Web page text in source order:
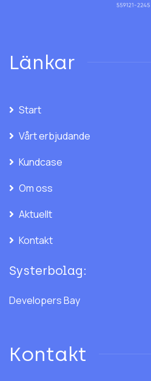
Länkar
Start
Vårt erbjudande
Kundcase
Om oss
Aktuellt
Kontakt
Systerbolag:
Developers Bay
Kontakt